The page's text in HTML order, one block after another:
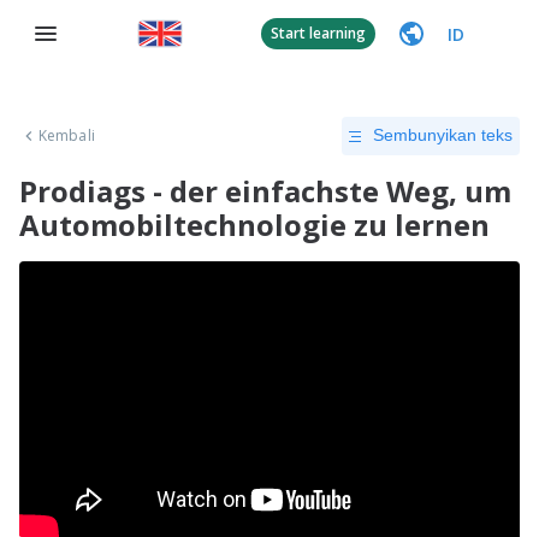
Start learning ID
Kembali Sembunyikan teks
Prodiags - der einfachste Weg, um
Automobiltechnologie zu lernen